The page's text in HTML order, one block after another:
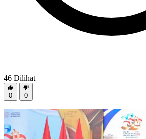
46 Dilihat
0 0